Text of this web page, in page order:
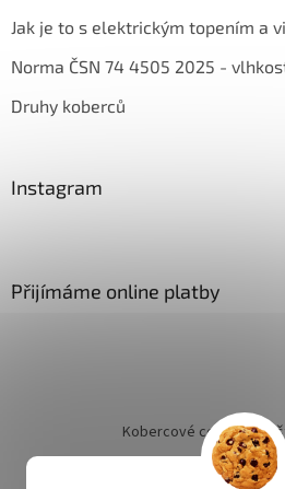
Jak je to s elektrickým topením a
Norma ČSN 74 4505 2025 -
Druhy koberců
Instagram
Přijímáme online platby
Kobercové centrum
Jak objednat